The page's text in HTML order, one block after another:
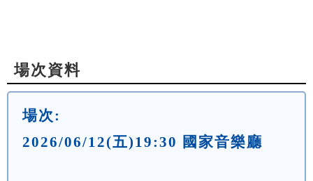
場次資料
場次:
2026/06/12(五)19:30 國家音樂廳